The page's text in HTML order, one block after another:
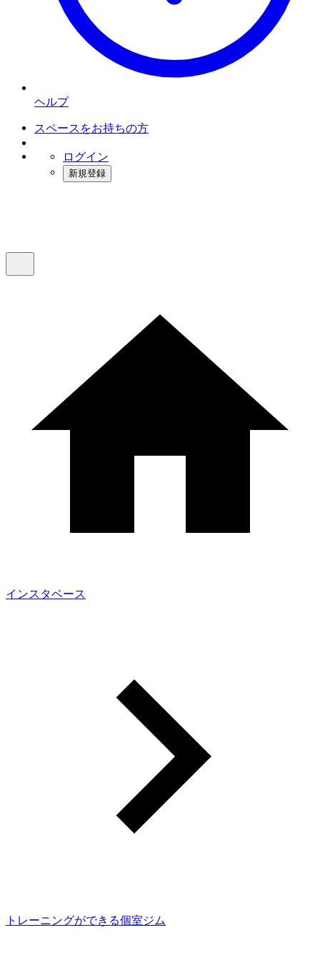
ヘルプ
スペースをお持ちの方
ログイン
新規登録
インスタベース
トレーニングができる個室ジム